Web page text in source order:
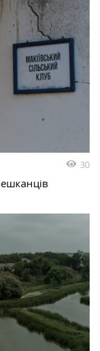
30